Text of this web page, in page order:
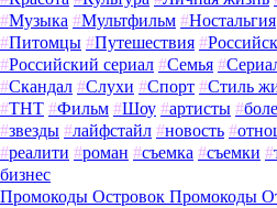
#Музыка #Мультфильм #Ностальгия
#Питомцы #Путешествия #
#Российский сериал #Семья #
#Скандал #Слухи #Спорт #Стиль
#ТНТ #Фильм #Шоу #артисты #
#звезды #лайфстайл #новость #
#реалити #роман #съемка #съемки #
бизнес
Промокоды Островок Промокоды